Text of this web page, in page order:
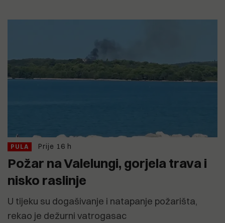
PULA Prije 16 h
Požar na Valelungi, gorjela trava i
nisko raslinje
U tijeku su dogašivanje i natapanje požarišta,
rekao je dežurni vatrogasac